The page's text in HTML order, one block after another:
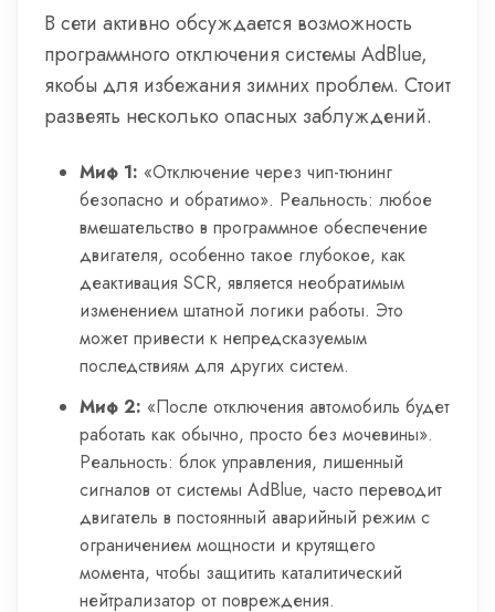
В сети активно обсуждается возможность
программного отключения системы AdBlue,
якобы для избежания зимних проблем. Стоит
развеять несколько опасных заблуждений.
Миф 1: «Отключение через чип-тюнинг
безопасно и обратимо». Реальность: любое
вмешательство в программное обеспечение
двигателя, особенно такое глубокое, как
деактивация SCR, является необратимым
изменением штатной логики работы. Это
может привести к непредсказуемым
последствиям для других систем.
Миф 2: «После отключения автомобиль будет
работать как обычно, просто без мочевины».
Реальность: блок управления, лишенный
сигналов от системы AdBlue, часто переводит
двигатель в постоянный аварийный режим с
ограничением мощности и крутящего
момента, чтобы защитить каталитический
нейтрализатор от повреждения.